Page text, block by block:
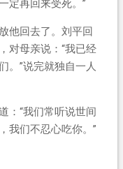
定再回来受死。”
他回去了。刘平回
对母亲说：“我已经
。”说完就独自一人
：“我们常听说世间
我们不忍心吃你。”